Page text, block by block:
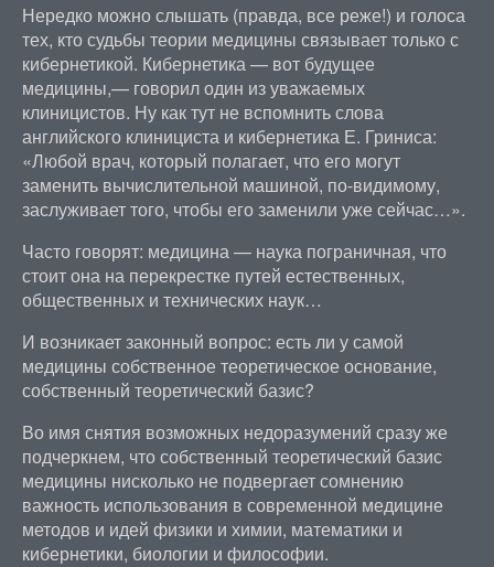
Нередко можно слышать (правда, все реже!) и голоса
тех, кто судьбы теории медицины связывает только с
кибернетикой. Кибернетика — вот будущее
медицины,— говорил один из уважаемых
клиницистов. Ну как тут не вспомнить слова
английского клинициста и кибернетика Е. Гриниса:
«Любой врач, который полагает, что его могут
заменить вычислительной машиной, по-видимому,
заслуживает того, чтобы его заменили уже сейчас…».
Часто говорят: медицина — наука пограничная, что
стоит она на перекрестке путей естественных,
общественных и технических наук…
И возникает законный вопрос: есть ли у самой
медицины собственное теоретическое основание,
собственный теоретический базис?
Во имя снятия возможных недоразумений сразу же
подчеркнем, что собственный теоретический базис
медицины нисколько не подвергает сомнению
важность использования в современной медицине
методов и идей физики и химии, математики и
кибернетики, биологии и философии.